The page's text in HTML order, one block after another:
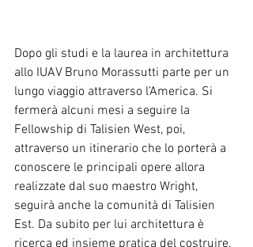
Dopo gli studi e la laurea in architettura
allo IUAV Bruno Morassutti parte per un
lungo viaggio attraverso l’America. Si
fermerà alcuni mesi a seguire la
Fellowship di Talisien West, poi,
attraverso un itinerario che lo porterà a
conoscere le principali opere allora
realizzate dal suo maestro Wright,
seguirà anche la comunità di Talisien
Est. Da subito per lui architettura è